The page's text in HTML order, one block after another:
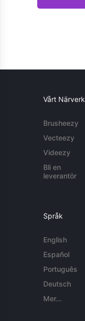
Vårt Närverk
Brusheezy
Vecteezy
Videezy
Bli en
leverantör
Språk
English
Español
Português
Deutsch
Mer...